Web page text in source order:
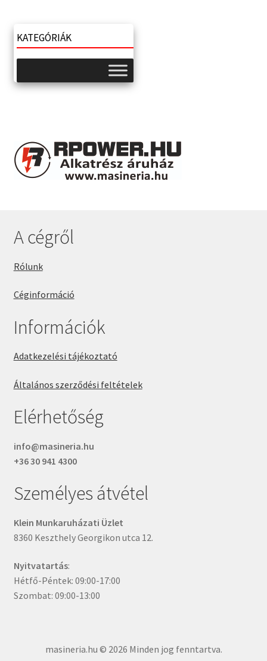
KATEGÓRIÁK
A cégről
Rólunk
Céginformáció
Információk
Adatkezelési tájékoztató
Általános szerződési feltételek
Elérhetőség
info@masineria.hu
+36 30 941 4300
Személyes átvétel
Klein Munkaruházati Üzlet
8360 Keszthely Georgikon utca 12.
Nyitvatartás:
Hétfő-Péntek: 09:00-17:00
Szombat: 09:00-13:00
masineria.hu © 2026 Minden jog fenntartva.